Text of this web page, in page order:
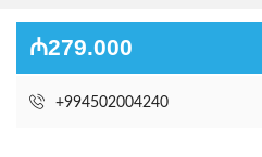
₼279.000
+994502004240